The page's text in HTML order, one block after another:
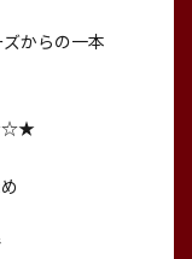
からの一本